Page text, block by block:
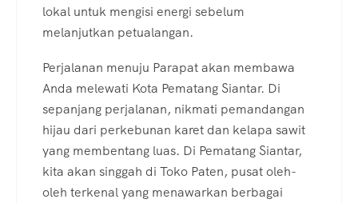
lokal untuk mengisi energi sebelum
melanjutkan petualangan.
Perjalanan menuju Parapat akan membawa
Anda melewati Kota Pematang Siantar. Di
sepanjang perjalanan, nikmati pemandangan
hijau dari perkebunan karet dan kelapa sawit
yang membentang luas. Di Pematang Siantar,
kita akan singgah di Toko Paten, pusat oleh-
oleh terkenal yang menawarkan berbagai